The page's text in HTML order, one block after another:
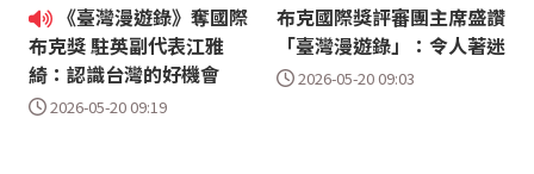
《臺灣漫遊錄》奪國際
布克獎 駐英副代表江雅
綺：認識台灣的好機會
2026-05-20 09:19
布克國際獎評審團主席盛讚
「臺灣漫遊錄」：令人著迷
2026-05-20 09:03